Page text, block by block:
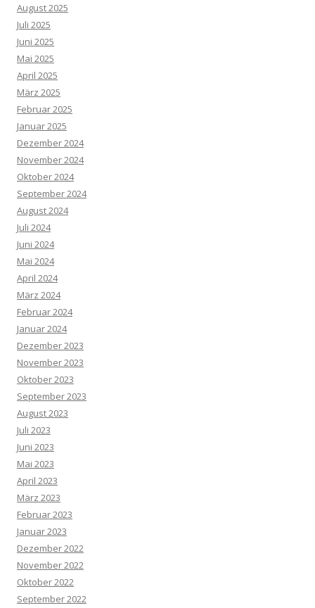
August 2025
Juli 2025
Juni 2025
Mai 2025
April 2025
März 2025
Februar 2025
Januar 2025
Dezember 2024
November 2024
Oktober 2024
September 2024
August 2024
Juli 2024
Juni 2024
Mai 2024
April 2024
März 2024
Februar 2024
Januar 2024
Dezember 2023
November 2023
Oktober 2023
September 2023
August 2023
Juli 2023
Juni 2023
Mai 2023
April 2023
März 2023
Februar 2023
Januar 2023
Dezember 2022
November 2022
Oktober 2022
September 2022